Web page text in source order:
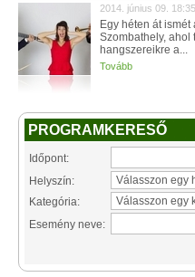
2014. június 09. 18:35
Egy héten át
Szombathely, ahol
hangszereikre a...
Tovább
PROGRAMKERESŐ
Időpont:
Helyszín:
Kategória:
Esemény neve: